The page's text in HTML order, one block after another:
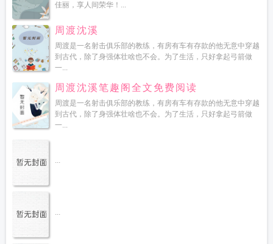
佳丽，享人间荣华！...
周渡沈溪
周渡是一名射击俱乐部的教练，有房有车有存款的他无意中穿越
到古代，除了身强体壮啥也不会。为了生活，只好拿起弓箭做
一...
周渡沈溪笔趣阁全文免费阅读
周渡是一名射击俱乐部的教练，有房有车有存款的他无意中穿越
到古代，除了身强体壮啥也不会。为了生活，只好拿起弓箭做
一...
...
...